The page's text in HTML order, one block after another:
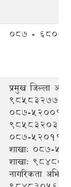
०८७ -
प्रमुख जिल्ला
०८७-५२००१२,
०८७-५२०११२,
शाखाः ०८७-
शाखाः
नागरिकता